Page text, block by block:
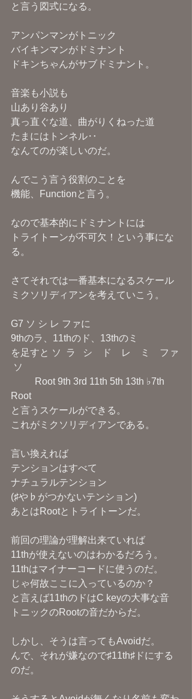
と言う図式になる。
アンパンマンがトニック
バイキンマンがドミナント
ドキンちゃんがサブドミナント。
音楽も小説も
山あり谷あり
真っ直ぐな道、曲がりくねった道
たまにはトンネル‥
なんてのが楽しいのだ。
んでこう言う役割のことを
機能、Functionと言う。
なので基本的にドミナントには
トライトーンが不可欠！という事にな
る。
さてそれでは一番基本になるスケール
ミクソリディアンを考えていこう。
G7 ソ シ レ ファに
9thのラ、11thのド、13thのミ
を足すと ソ  ラ   シ    ド    レ    ミ    ファ
ソ
Root
と言うスケールができる。
これがミクソリディアンである。
言い換えれば
テンションはすべて
ナチュラルテンション
(♯や♭がつかないテンション)
あとはRootとトライトーンだ。
前回の理論が理解出来ていれば
11thが使えないのはわかるだろう。
11thはマイナーコードに使うのだ。
じゃ何故ここに入っているのか？
と言えば11thのドはC keyの大事な音
トニックのRootの音だからだ。
しかし、そうは言ってもAvoidだ。
んで、それが嫌なので♯11th♯ドにする
のだ。